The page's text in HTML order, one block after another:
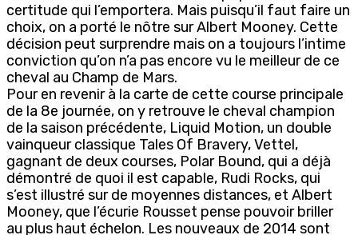
certitude qui l’emportera. Mais puisqu’il faut faire un
choix, on a porté le nôtre sur Albert Mooney. Cette
décision peut surprendre mais on a toujours l’intime
conviction qu’on n’a pas encore vu le meilleur de ce
cheval au Champ de Mars.
Pour en revenir à la carte de cette course principale
de la 8e journée, on y retrouve le cheval champion
de la saison précédente, Liquid Motion, un double
vainqueur classique Tales Of Bravery, Vettel,
gagnant de deux courses, Polar Bound, qui a déjà
démontré de quoi il est capable, Rudi Rocks, qui
s’est illustré sur de moyennes distances, et Albert
Mooney, que l’écurie Rousset pense pouvoir briller
au plus haut échelon. Les nouveaux de 2014 sont